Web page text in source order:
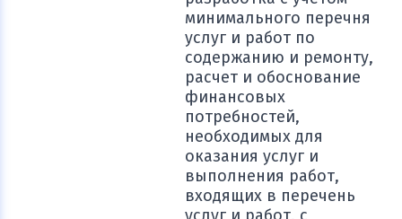
минимального перечня
услуг и работ по
содержанию и ремонту,
расчет и обоснование
финансовых
потребностей,
необходимых для
оказания услуг и
выполнения работ,
входящих в перечень